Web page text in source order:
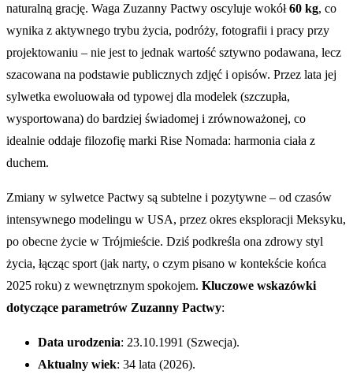
naturalną grację. Waga Zuzanny Pactwy oscyluje wokół60 kg, co
wynika z aktywnego trybu życia, podróży, fotografii i pracy przy
projektowaniu – nie jest to jednak wartość sztywno podawana, lecz
szacowana na podstawie publicznych zdjęć i opisów. Przez lata jej
sylwetka ewoluowała od typowej dla modelek (szczupła,
wysportowana) do bardziej świadomej i zrównoważonej, co
idealnie oddaje filozofię marki Rise Nomada: harmonia ciała z
duchem.
Zmiany w sylwetce Pactwy są subtelne i pozytywne – od czasów
intensywnego modelingu w USA, przez okres eksploracji Meksyku,
po obecne życie w Trójmieście. Dziś podkreśla ona zdrowy styl
życia, łącząc sport (jak narty, o czym pisano w kontekście końca
2025 roku) z wewnętrznym spokojem. Kluczowe wskazówki
dotyczące parametrów Zuzanny Pactwy:
Data urodzenia: 23.10.1991 (Szwecja).
Aktualny wiek: 34 lata (2026).